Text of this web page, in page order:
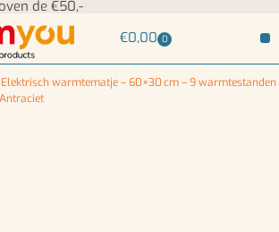
de €50,-
€0,00 0
warmtematje – 60×30 cm – 9 warmtestanden